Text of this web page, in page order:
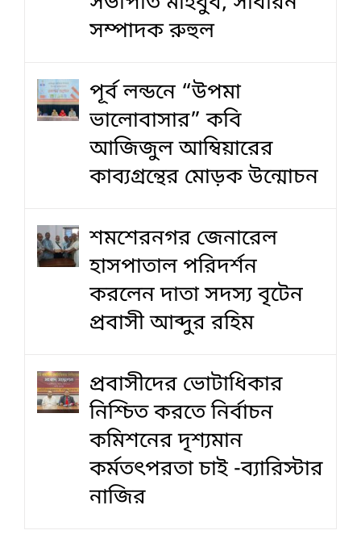
সম্পাদক রুহুল
পূর্ব লন্ডনে “উপমা
ভালোবাসার” কবি
আজিজুল আম্বিয়ারের
কাব্যগ্রন্থের মোড়ক উন্মোচন
শমশেরনগর জেনারেল
হাসপাতাল পরিদর্শন
করলেন দাতা সদস্য বৃটেন
প্রবাসী আব্দুর রহিম
প্রবাসীদের ভোটাধিকার
নিশ্চিত করতে নির্বাচন
কমিশনের দৃশ‍্যমান
কর্মতৎপরতা চাই -ব্যারিস্টার
নাজির